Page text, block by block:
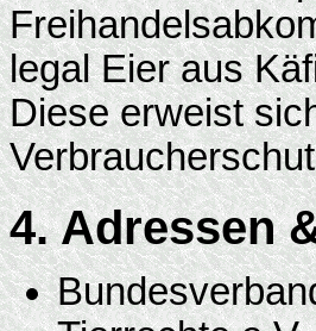
legal Eier aus
Diese erweist
4. Adressen